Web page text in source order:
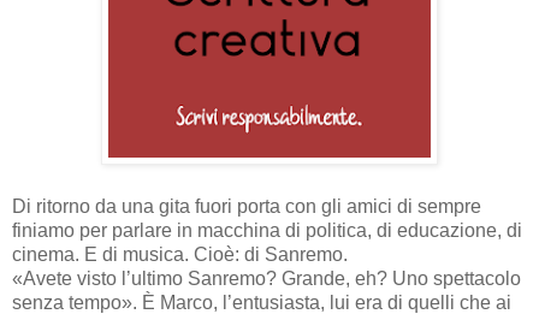
Di ritorno da una gita fuori porta con gli amici di sempre
finiamo per parlare in macchina di politica, di educazione, di
cinema. E di musica. Cioè: di Sanremo.
«Avete visto l’ultimo Sanremo? Grande, eh? Uno spettacolo
senza tempo». È Marco, l’entusiasta, lui era di quelli che ai